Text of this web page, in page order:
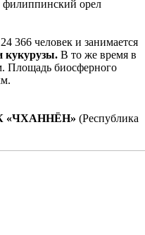
филиппинский орел
366 человек и занимается
кукурузы. В то же время в
Площадь биосферного
(Республика